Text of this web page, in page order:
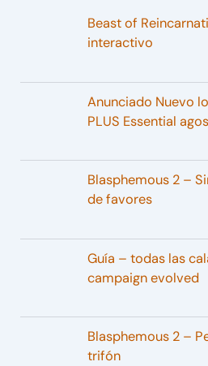
Beast of
interactivo
Anunciado Nuevo
PLUS Essential
Blasphemous 2 –
de favores
Guía – todas las
campaign evolved
Blasphemous 2 –
trifón